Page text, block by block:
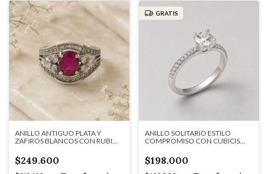
ANILLO ANTIGUO PLATA Y
ZAFIROS BLANCOS CON RUBI
$249.600
GRATIS
ANILLO SOLITARIO ESTILO
COMPROMISO CON CUBICIS
$198.000